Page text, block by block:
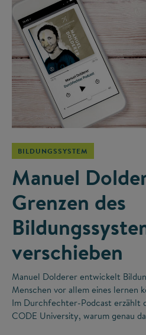
BILDUNGSSYSTEM
Manuel
Grenzen des
verschieben
Manuel Dolderer entwickelt
Menschen vor allem eines lernen
Im Durchfechter-Podcast erzählt
CODE University, warum genau